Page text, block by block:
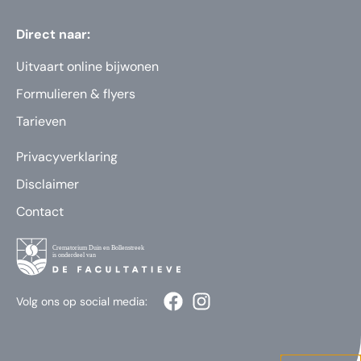
Direct naar:
Uitvaart online bijwonen
Formulieren & flyers
Tarieven
Privacyverklaring
Disclaimer
Contact
Volg ons op social media: